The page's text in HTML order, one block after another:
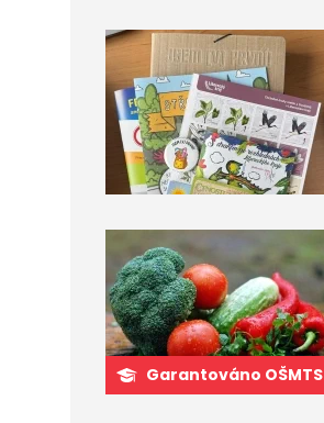
Garantováno OŠMTS